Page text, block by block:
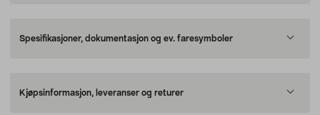
Spesifikasjoner, dokumentasjon og ev. faresymboler
Kjøpsinformasjon, leveranser og returer